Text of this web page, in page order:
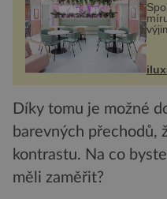
Díky tomu je možné
barevných přechodů,
kontrastu. Na co
měli zaměřit?